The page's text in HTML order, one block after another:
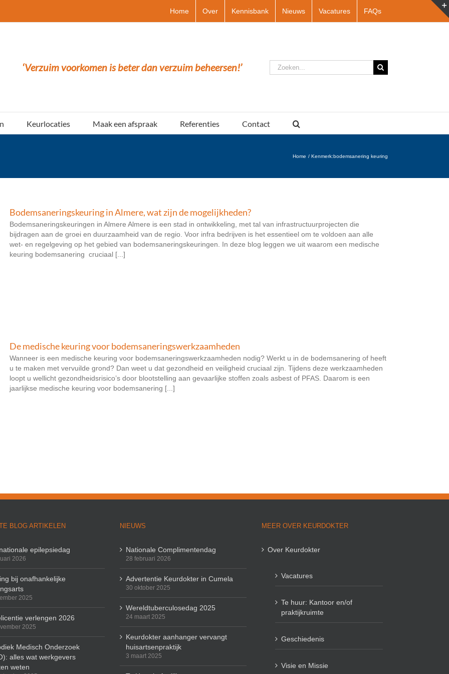
Home Over Kennisbank Nieuws Vacatures FAQs
‘Verzuim voorkomen is beter dan verzuim beheersen!’
Zoeken
naar:
Keurlocaties Maak een afspraak Referenties Contact
Home Kenmerk:bodemsanering keuring
Bodemsaneringskeuring in Almere, wat zijn de mogelijkheden?
Bodemsaneringskeuringen in Almere Almere is een stad in ontwikkeling, met tal van infrastructuurprojecten die
bijdragen aan de groei en duurzaamheid van de regio. Voor infra bedrijven is het essentieel om te voldoen aan alle
wet- en regelgeving op het gebied van bodemsaneringskeuringen. In deze blog leggen we uit waarom een medische
keuring bodemsanering cruciaal [...]
De medische keuring voor bodemsaneringswerkzaamheden
Wanneer is een medische keuring voor bodemsaneringswerkzaamheden nodig? Werkt u in de bodemsanering of heeft
u te maken met vervuilde grond? Dan weet u dat gezondheid en veiligheid cruciaal zijn. Tijdens deze werkzaamheden
loopt u wellicht gezondheidsrisico’s door blootstelling aan gevaarlijke stoffen zoals asbest of PFAS. Daarom is een
jaarlijkse medische keuring voor bodemsanering [...]
BLOG ARTIKELEN
epilepsiedag
2026
bij onafhankelijke
2025
verlengen 2026
2025
Medisch Onderzoek
alles wat werkgevers
weten
NIEUWS
Nationale Complimentendag
28 februari 2026
Advertentie Keurdokter in Cumela
30 oktober 2025
Wereldtuberculosedag 2025
24 maart 2025
Keurdokter aanhanger vervangt
huisartsenpraktijk
3 maart 2025
MEER OVER KEURDOKTER
Over Keurdokter
Vacatures
Te huur: Kantoor en/of
praktijkruimte
Geschiedenis
Visie en Missie